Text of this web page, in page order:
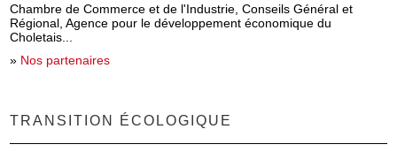
Chambre de Commerce et de l'Industrie, Conseils Général et
Régional, Agence pour le développement économique du
Choletais...
» Nos partenaires
TRANSITION ÉCOLOGIQUE